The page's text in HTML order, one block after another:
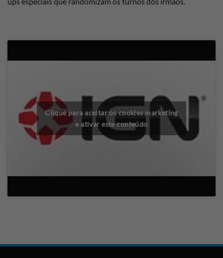
Clique para aceitar os cookies marketing
e ativar este conteúdo